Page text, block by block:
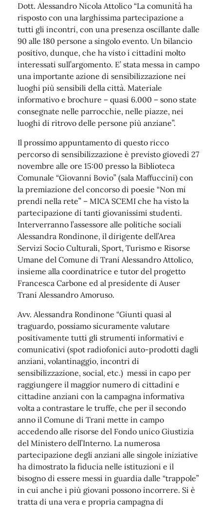
Dott. Alessandro Nicola Attolico “La comunità ha
risposto con una larghissima partecipazione a
tutti gli incontri, con una presenza oscillante dalle
90 alle 180 persone a singolo evento. Un bilancio
positivo, dunque, che ha visto i cittadini molto
interessati sull’argomento. E’ stata messa in campo
una importante azione di sensibilizzazione nei
luoghi più sensibili della città. Materiale
informativo e brochure – quasi 6.000 – sono state
consegnate nelle parrocchie, nelle piazze, nei
luoghi di ritrovo delle persone più anziane”.
Il prossimo appuntamento di questo ricco
percorso di sensibilizzazione è previsto giovedì 27
novembre alle ore 15:00 presso la Biblioteca
Comunale “Giovanni Bovio” (sala Maffuccini) con
la premiazione del concorso di poesie “Non mi
prendi nella rete” – MICA SCEMI che ha visto la
partecipazione di tanti giovanissimi studenti.
Interverranno l’assessore alle politiche sociali
Alessandra Rondinone, il dirigente dell’Area
Servizi Socio Culturali, Sport, Turismo e Risorse
Umane del Comune di Trani Alessandro Attolico,
insieme alla coordinatrice e tutor del progetto
Francesca Carbone ed al presidente di Auser
Trani Alessandro Amoruso.
Avv. Alessandra Rondinone “Giunti quasi al
traguardo, possiamo sicuramente valutare
positivamente tutti gli strumenti informativi e
comunicativi (spot radiofonici auto-prodotti dagli
anziani, volantinaggio, incontri di
sensibilizzazione, social, etc.) messi in capo per
raggiungere il maggior numero di cittadini e
cittadine anziani con la campagna informativa
volta a contrastare le truffe, che per il secondo
anno il Comune di Trani mette in campo
accedendo alle risorse del Fondo unico Giustizia
del Ministero dell’Interno. La numerosa
partecipazione degli anziani alle singole iniziative
ha dimostrato la fiducia nelle istituzioni e il
bisogno di essere messi in guardia dalle “trappole”
in cui anche i più giovani possono incorrere. Si è
tratta di una vera e propria campagna di